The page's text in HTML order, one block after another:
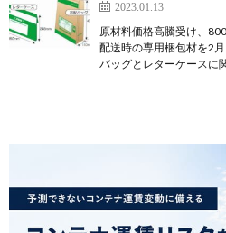
2023.01.13
原材料価格高騰受け、
配送時の専用梱包材を2
バッグとレターケースに